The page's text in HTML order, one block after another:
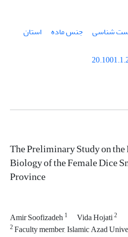
شناسی جنس ماده
استان
The Preliminary Study on
Biology of the Female Dice
Province
Amir Soofizadeh1 Vida Hojati2
2Faculty member, Islamic Azad